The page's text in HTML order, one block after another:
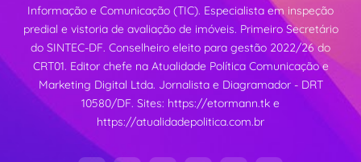
Informação e Comunicação (TIC). Especialista em inspeção
predial e vistoria de avaliação de imóveis. Primeiro Secretário
do SINTEC-DF. Conselheiro eleito para gestão 2022/26 do
CRT01. Editor chefe na Atualidade Política Comunicação e
Marketing Digital Ltda. Jornalista e Diagramador - DRT
10580/DF. Sites: https://etormann.tk e
https://atualidadepolitica.com.br